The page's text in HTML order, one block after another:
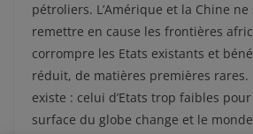
pétroliers. L’Amérique et la Chine
remettre en cause les frontières
corrompre les Etats existants et
réduit, de matières premières
existe : celui d’Etats trop faibles
surface du globe change et le